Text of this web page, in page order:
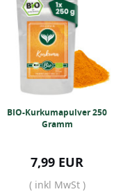
BIO-Kurkumapulver 250
Gramm
7,99 EUR
( inkl MwSt )